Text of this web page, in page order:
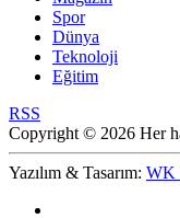
Spor
Dünya
Teknoloji
Eğitim
RSS
Copyright © 2026 Her
Yazılım & Tasarım: WK